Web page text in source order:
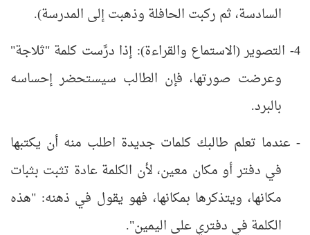
السادسة، ثم ركبت الحافلة وذهبت إلى المدرسة).
4- التصوير (الاستماع والقراءة): إذا درَّست كلمة "ثلاجة"
وعرضت صورتها، فإن الطالب سيستحضر إحساسه
بالبرد.
- عندما تعلم طالبك كلمات جديدة اطلب منه أن يكتبها
في دفتر أو مكان معين، لأن الكلمة عادة تثبت بثبات
مكانها، ويتذكرها بمكانها، فهو يقول في ذهنه: "هذه
الكلمة في دفتري على اليمين".